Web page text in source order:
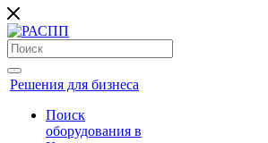
Решения для бизнеса
Поиск
оборудования в